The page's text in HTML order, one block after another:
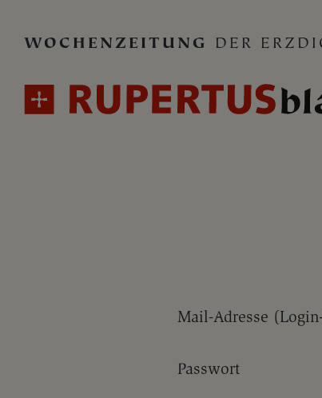
WOCHENZEITUNG DER
Mail-Adresse
Passwort